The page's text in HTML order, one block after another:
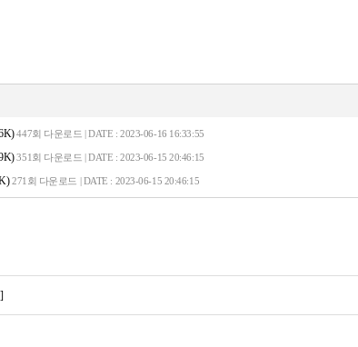
447회 다운로드 | DATE : 2023-06-16 16:33:55
351회 다운로드 | DATE : 2023-06-15 20:46:15
271회 다운로드 | DATE : 2023-06-15 20:46:15